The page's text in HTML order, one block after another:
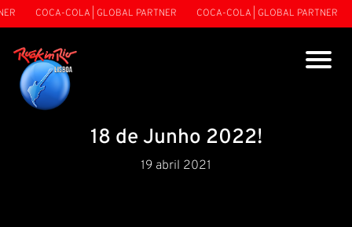
COCA-COLA | GLOBAL PARTNER COCA-COLA | GLOBAL PARTNER
18 de Junho 2022!
19 abril 2021